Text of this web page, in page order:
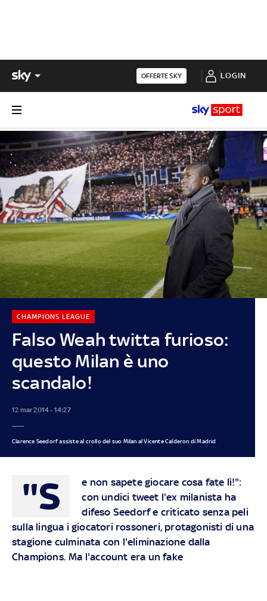
OFFERTE SKY LOGIN
Falso Weah twitta furioso:
questo Milan è uno
scandalo!
CHAMPIONS LEAGUE
12 mar 2014 - 14:27
Clarence Seedorf assiste al crollo del suo Milan al Vicente Calderon di Madrid
"S
e non sapete giocare cosa fate lì!":
con undici tweet l'ex milanista ha
difeso Seedorf e criticato senza peli
sulla lingua i giocatori rossoneri, protagonisti di una
stagione culminata con l'eliminazione dalla
Champions. Ma l'account era un fake